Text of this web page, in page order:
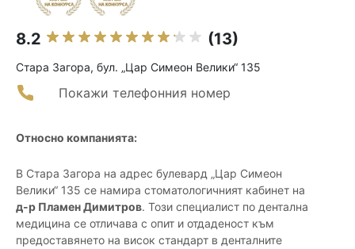
8.2 (13)
Стара Загора, бул. „Цар Симеон Велики“ 135
Покажи телефонния номер
Относно компанията:
В Стара Загора на адрес булевард „Цар Симеон
Велики“ 135 се намира стоматологичният кабинет на
д-р Пламен Димитров. Този специалист по дентална
медицина се отличава с опит и отдаденост към
предоставянето на висок стандарт в денталните